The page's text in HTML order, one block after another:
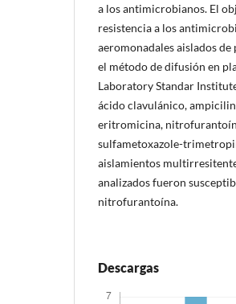
a los antimicrobianos. El
resistencia a los
aeromonadales aislados
el método de difusión en
Laboratory Standar
ácido clavulánico,
eritromicina,
sulfametoxazole-
aislamientos
analizados fueron
nitrofurantoína.
Descargas